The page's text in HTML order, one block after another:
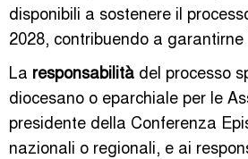
disponibili a sostenere il
2028, contribuendo a
La responsabilità del processo
diocesano o eparchiale per le
presidente della Conferenza
nazionali o regionali, e ai